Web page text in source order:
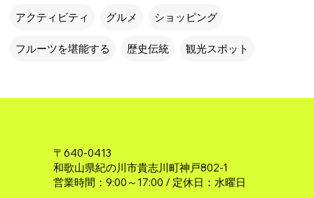
アクティビティ グルメ ショッピング
フルーツを堪能する 歴史伝統 観光スポット
〒640-0413
和歌山県紀の川市貴志川町神戸802-1
営業時間：9:00～17:00 / 定休日：水曜日